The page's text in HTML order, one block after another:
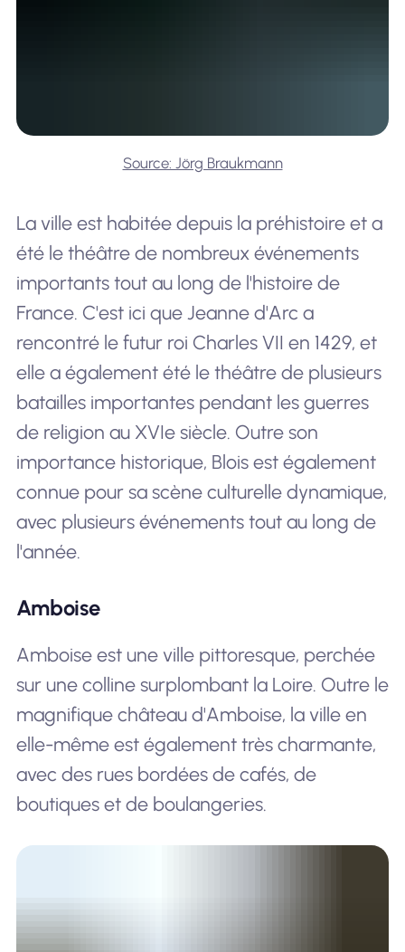
Source: Jörg Braukmann
La ville est habitée depuis la préhistoire et a
été le théâtre de nombreux événements
importants tout au long de l'histoire de
France. C'est ici que Jeanne d'Arc a
rencontré le futur roi Charles VII en 1429, et
elle a également été le théâtre de plusieurs
batailles importantes pendant les guerres
de religion au XVIe siècle. Outre son
importance historique, Blois est également
connue pour sa scène culturelle dynamique,
avec plusieurs événements tout au long de
l'année.
Amboise
Amboise est une ville pittoresque, perchée
sur une colline surplombant la Loire. Outre le
magnifique château d'Amboise, la ville en
elle-même est également très charmante,
avec des rues bordées de cafés, de
boutiques et de boulangeries.